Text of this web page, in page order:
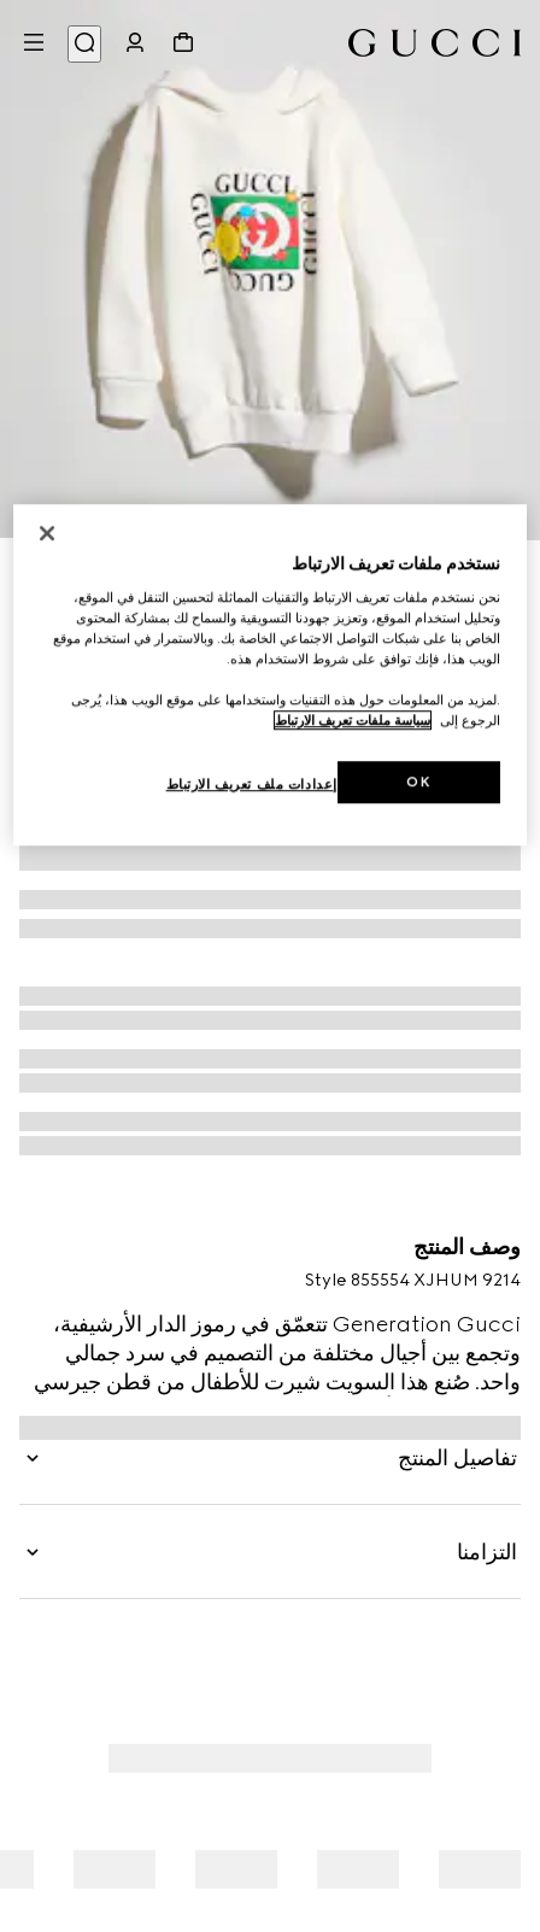
سويت شيرت من القطن مع طبعة للأطفال
AED 1,900
تنويعاتأبيض
وصف المنتج
Style ‎855554 XJHUM 9214
Generation Gucci تتعمّق في رموز الدار الأرشيفية،
وتجمع بين أجيال مختلفة من التصميم في سرد جمالي
واحد. صُنع هذا السويت شيرت للأطفال من قطن جيرسي
مبطن، ويتميّز بأعمال فنية تعرض شخصية من علامة MR.
MEN™ LITTLE MISS™ التجارية.
تفاصيل المنتج
التزامنا
نستخدم ملفات تعريف الارتباط
نحن نستخدم ملفات تعريف الارتباط والتقنيات المماثلة لتحسين التنقل في الموقع،
وتحليل استخدام الموقع، وتعزيز جهودنا التسويقية والسماح لك بمشاركة المحتوى
الخاص بنا على شبكات التواصل الاجتماعي الخاصة بك. وبالاستمرار في استخدام موقع
الويب هذا، فإنك توافق على شروط الاستخدام هذه.
.لمزيد من المعلومات حول هذه التقنيات واستخدامها على موقع الويب هذا، يُرجى
الرجوع إلى سياسة ملفات تعريف الارتباط
إعدادات ملف تعريف الارتباط OK